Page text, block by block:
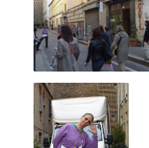
2023 juillet
2023 août
2023 juin
2023 mai
2023 avril